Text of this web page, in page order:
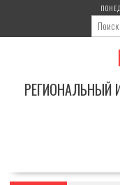
содержимому